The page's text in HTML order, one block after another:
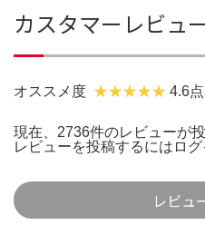
カスタマーレビュ
オススメ度 4.6点
現在、2736件のレビューが
レビューを投稿するには ロ
レビュ